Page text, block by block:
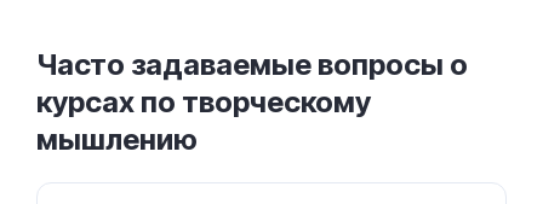
Часто задаваемые вопросы о
курсах по творческому
мышлению